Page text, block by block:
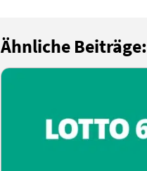
Ähnliche Beiträge: